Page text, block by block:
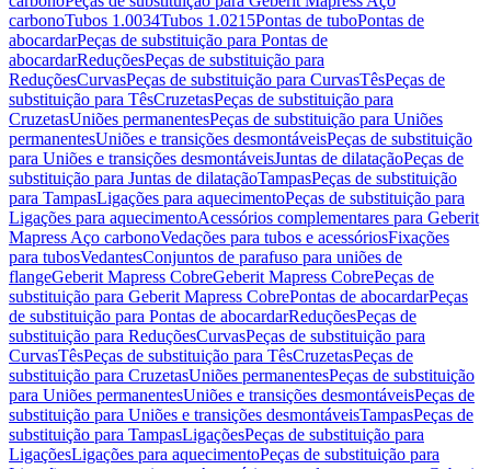
carbonoTubos 1.0034Tubos 1.0215Pontas de tuboPontas de
abocardarPeças de substituição para Pontas de
abocardarReduçõesPeças de substituição para
ReduçõesCurvasPeças de substituição para CurvasTêsPeças de
substituição para TêsCruzetasPeças de substituição para
CruzetasUniões permanentesPeças de substituição para Uniões
permanentesUniões e transições desmontáveisPeças de substituição
para Uniões e transições desmontáveisJuntas de dilataçãoPeças de
substituição para Juntas de dilataçãoTampasPeças de substituição
para TampasLigações para aquecimentoPeças de substituição para
Ligações para aquecimentoAcessórios complementares para Geberit
Mapress Aço carbonoVedações para tubos e acessóriosFixações
para tubosVedantesConjuntos de parafuso para uniões de
flangeGeberit Mapress CobreGeberit Mapress CobrePeças de
substituição para Geberit Mapress CobrePontas de abocardarPeças
de substituição para Pontas de abocardarReduçõesPeças de
substituição para ReduçõesCurvasPeças de substituição para
CurvasTêsPeças de substituição para TêsCruzetasPeças de
substituição para CruzetasUniões permanentesPeças de substituição
para Uniões permanentesUniões e transições desmontáveisPeças de
substituição para Uniões e transições desmontáveisTampasPeças de
substituição para TampasLigaçõesPeças de substituição para
LigaçõesLigações para aquecimentoPeças de substituição para